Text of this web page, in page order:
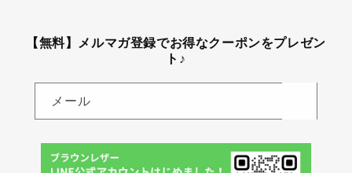
【無料】メルマガ登録でお得なクーポンをプレゼン
ト♪
メール